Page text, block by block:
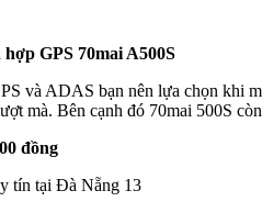
GPS 70mai A500S
và ADAS bạn nên lựa chọn khi
mà. Bên cạnh đó 70mai 500S
đồng